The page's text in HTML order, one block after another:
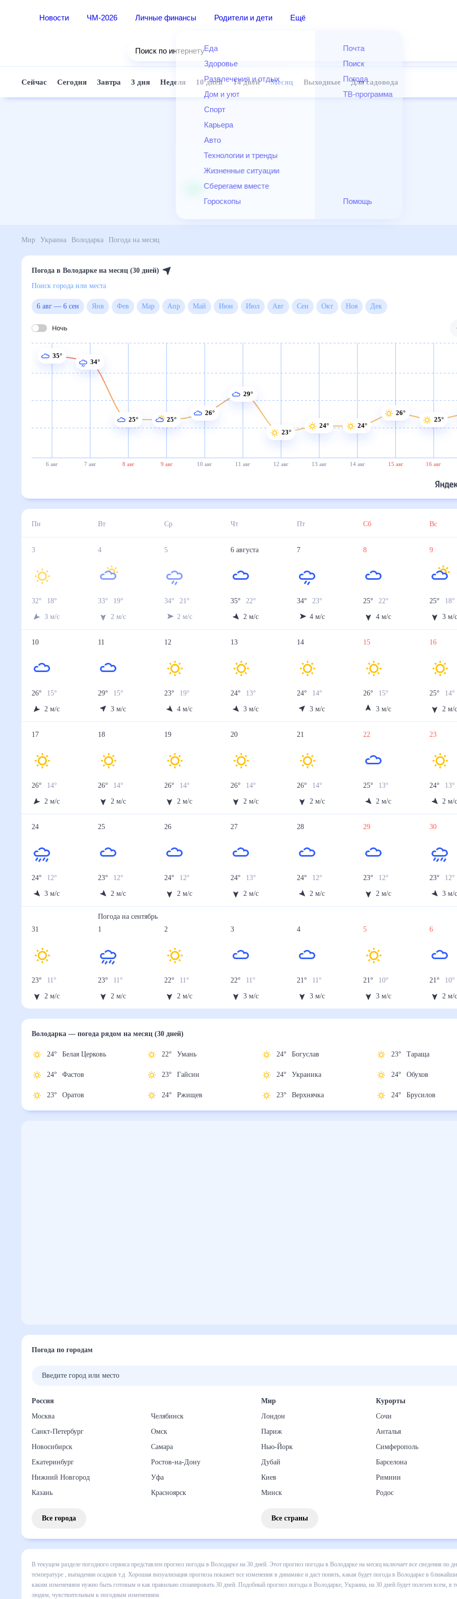
Новости ЧМ-2026 Личные финансы Родители и дети Ещё
Еда
Здоровье
Развлечения и отдых
Дом и уют
Спорт
Карьера
Авто
Технологии и тренды
Жизненные ситуации
Сберегаем вместе
Гороскопы
Почта
Поиск
Погода
ТВ-программа
Помощь
Поиск по интернету
Сейчас Сегодня Завтра 3 дня Неделя 10 дней 14 дней Месяц Выходные Для садовода
Мир Украина Володарка Погода на месяц
Погода в Володарке на месяц (30 дней)
Поиск города или места
6 авг— 6 сен Янв Фев Мар Апр Май Июн Июл Авг Сен Окт Ноя
Ночь
6 авг 7 авг 8 авг 9 авг 10 авг 11 авг 12 авг 13 авг 14 авг 15 авг 16 авг
35°
34°
25° 25°
26°
29°
23°
24° 24°
26°
25°
Пн Вт Ср Чт Пт Сб Вс
3
32° 18°
3 м/с
4
33° 19°
2 м/с
5
34° 21°
2 м/с
6 августа
35° 22°
2 м/с
7
34° 23
4 м/с
8
25° 22°
4 м/с
9
25° 18°
3 м/
10
26° 15°
2 м/с
11
29° 15°
3 м/с
12
23° 19°
4 м/с
13
24° 13°
3 м/с
14
24° 14°
3 м/с
15
26° 15°
3 м/с
16
25° 14°
2 м/
17
26° 14°
2 м/с
18
26° 14°
2 м/с
19
26° 14°
2 м/с
20
26° 14°
2 м/с
21
26° 14°
2 м/с
22
25° 13°
2 м/с
23
24° 13°
2 м/
24
24° 12°
3 м/с
25
23° 12°
2 м/с
26
24° 12°
2 м/с
27
24° 13°
2 м/с
28
24° 12°
2 м/с
29
23° 12°
2 м/с
30
23° 12°
3 м/
31
23° 11°
2 м/с
Погода насентябрь
1
23° 11°
2 м/с
2
22° 11°
2 м/с
3
22° 11°
3 м/с
4
21° 11°
3 м/с
5
21° 10°
3 м/с
6
21° 10°
2 м/
Володарка— погода рядомна месяц (30 дней)
24° Белая Церковь
24° Фастов
23° Оратов
22° Умань
23° Гайсин
24° Ржищев
24° Богуслав
24° Украинка
23° Верхнячка
23° Тараща
24° Обухов
24° Брусилов
Погода по городам
Россия
Москва
Санкт-Петербург
Новосибирск
Екатеринбург
Нижний Новгород
Казань
Челябинск
Омск
Самара
Ростов-на-Дону
Уфа
Красноярск
Все города
Мир
Лондон
Париж
Нью-Йорк
Дубай
Киев
Минск
Курорты
Сочи
Анталья
Симферополь
Барселона
Римини
Родос
Все страны
В текущем разделе погодного сервиса представлен прогноз погоды в Володарке на 30 дней. Этот прогноз погоды в Володарке
включает все сведения по дневной температуре , выпадении осадков т.д. Хорошая визуализация прогноза покажет все
динамике и даст понять, какая будет погода в Володарке в ближайший месяц, к каким изменениям нужно быть готовым и как
спланировать 30 дней. Подобный прогноз погоды в Володарке, Украина, на 30 дней будет полезен всем, в том числе людям,